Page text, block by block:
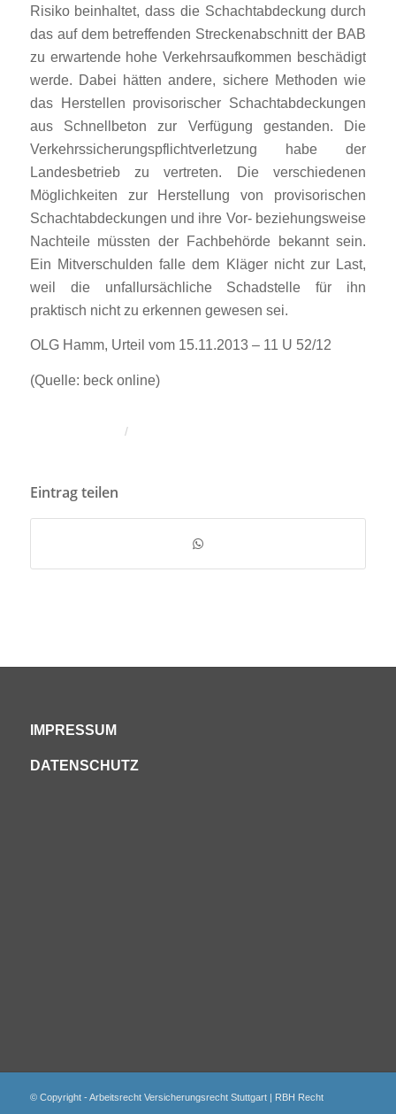
Risiko beinhaltet, dass die Schachtabdeckung durch
das auf dem betreffenden Streckenabschnitt der BAB
zu erwartende hohe Verkehrsaufkommen beschädigt
werde. Dabei hätten andere, sichere Methoden wie
das Herstellen provisorischer Schachtabdeckungen
aus Schnellbeton zur Verfügung gestanden. Die
Verkehrssicherungspflichtverletzung habe der
Landesbetrieb zu vertreten. Die verschiedenen
Möglichkeiten zur Herstellung von provisorischen
Schachtabdeckungen und ihre Vor- beziehungsweise
Nachteile müssten der Fachbehörde bekannt sein.
Ein Mitverschulden falle dem Kläger nicht zur Last,
weil die unfallursächliche Schadstelle für ihn
praktisch nicht zu erkennen gewesen sei.
OLG Hamm, Urteil vom 15.11.2013 – 11 U 52/12
(Quelle: beck online)
/
Eintrag teilen
IMPRESSUM
DATENSCHUTZ
© Copyright - Arbeitsrecht Versicherungsrecht Stuttgart | RBH Recht